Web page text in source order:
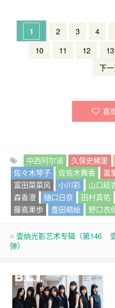
1 2 3 4
10
11 12 13
下
喜
中西阿尔诺 久保史緒里
佐々木琴子
佐佐木舞香 冨
富田菜菜风
小川彩 山口結
森香澄
樋口日奈 田村真佑
藤嶌果歩
豊田萌絵 野口衣
壹纳光影艺术专辑（第146
弹）